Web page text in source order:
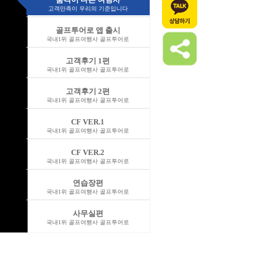
고객만족이 우리의 기준입니다
골프투어로 앱 출시
국내1위 골프여행사 골프투어로
고객후기 1편
국내1위 골프여행사 골프투어로
고객후기 2편
국내1위 골프여행사 골프투어로
CF VER.1
국내1위 골프여행사 골프투어로
CF VER.2
국내1위 골프여행사 골프투어로
연습장편
국내1위 골프여행사 골프투어로
사무실편
국내1위 골프여행사 골프투어로